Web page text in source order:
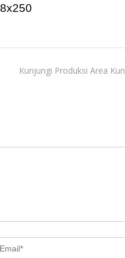
Kunjungi Produksi Area